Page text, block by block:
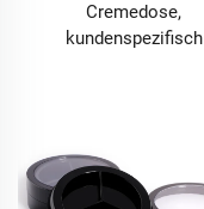
Cremedose,
kundenspezifisch